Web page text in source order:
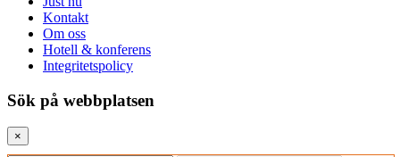
Kontakt
Om oss
Hotell & konferens
Integritetspolicy
Sök på webbplatsen
×